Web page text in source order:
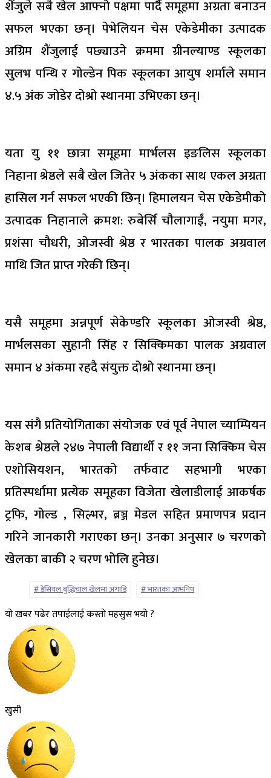
शैंजुले सबै खेल आफ्नो पक्षमा पार्दै समूहमा अग्रता बनाउन
सफल भएका छन्। पेभेलियन चेस एकेडेमीका उत्पादक
अग्रिम शैंजुलाई पछ्याउने क्रममा ग्रीनल्याण्ड स्कूलका
सुलभ पन्थि र गोल्डेन पिक स्कूलका आयुष शर्माले समान
४.५ अंक जोडेर दोश्रो स्थानमा उभिएका छन्।
यता यु ११ छात्रा समूहमा मार्भलस इङलिस स्कूलका
निहाना श्रेष्ठले सबै खेल जितेर ५ अंकका साथ एकल अग्रता
हासिल गर्न सफल भएकी छिन्। हिमालयन चेस एकेडेमीको
उत्पादक निहानाले क्रमश: रुबेर्सि चौलागाईं, नयुमा मगर,
प्रशंसा चौधरी, ओजस्वी श्रेष्ठ र भारतका पालक अग्रवाल
माथि जित प्राप्त गरेकी छिन्।
यसै समूहमा अन्नपूर्ण सेकेण्डरि स्कूलका ओजस्वी श्रेष्ठ,
मार्भलसका सुहानी सिंह र सिक्किमका पालक अग्रवाल
समान ४ अंकमा रहदै संयुक्त दोश्रो स्थानमा छन्।
यस संगै प्रतियोगिताका संयोजक एवं पूर्व नेपाल च्याम्पियन
केशब श्रेष्ठले २४७ नेपाली विद्यार्थी र ११ जना सिक्किम चेस
एशोसियशन, भारतको तर्फवाट सहभागी भएका
प्रतिस्पर्धामा प्रत्येक समूहका विजेता खेलाडीलाई आकर्षक
ट्रफि, गोल्ड , सिल्भर, ब्रञ्ज मेडल सहित प्रमाणपत्र प्रदान
गरिने जानकारी गराएका छन्। उनका अनुसार ७ चरणको
खेलका बाकी २ चरण भोलि हुनेछ।
डेसियल बुद्धिचाल खेलमा अगाडि भारतका आभनिष
यो खबर पढेर तपाईलाई कस्तो महसुस भयो ?
खुसी